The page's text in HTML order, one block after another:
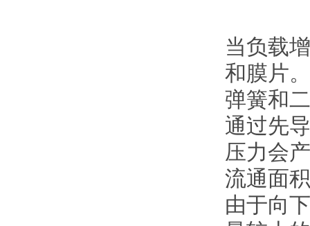
当负载
和膜片
弹簧和
通过先
压力会
流通面
由于向